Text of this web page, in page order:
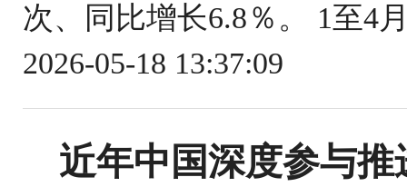
次、同比增长6.8％。 1至4
2026-05-18 13:37:09
近年中国深度参与